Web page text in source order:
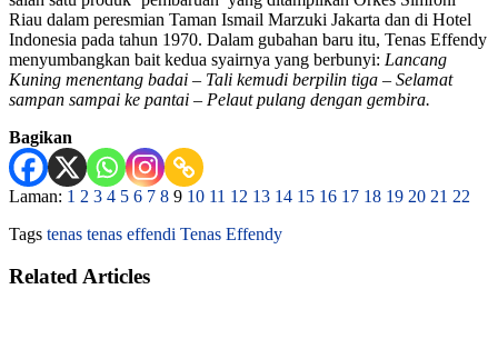
Riau dalam peresmian Taman Ismail Marzuki Jakarta dan di Hotel
Indonesia pada tahun 1970. Dalam gubahan baru itu, Tenas Effendy
menyumbangkan bait kedua syairnya yang berbunyi: Lancang
Kuning menentang badai – Tali kemudi berpilin tiga – Selamat
sampan sampai ke pantai – Pelaut pulang dengan gembira.
Bagikan
Laman: 1 2 3 4 5 6 7 8 9 10 11 12 13 14 15 16 17 18 19 20 21 22
Tags tenas tenas effendi Tenas Effendy
Related Articles